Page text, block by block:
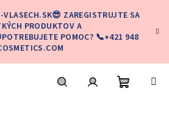
ZAREGISTRUJTE SA
PRODUKTOV A
POMOC? 📞+421 948